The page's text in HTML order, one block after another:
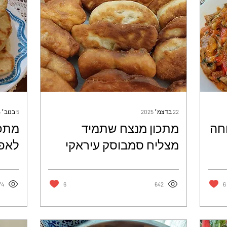
6
22 בדצמ׳ 2025
מתכון מנצח שתמיד
מצליח סמבוסק עיראקי
מזה - אילנה לוי
642
6
5 בנוב׳ 2025